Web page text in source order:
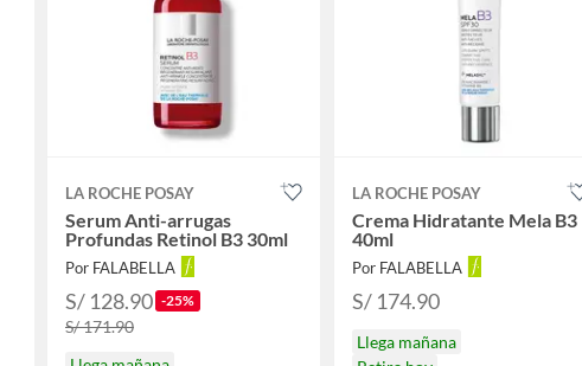
LA ROCHE POSAY
Serum Anti-arrugas
Profundas Retinol B3 30ml
Por FALABELLA
S/ 128.90 -25%
S/ 171.90
LA ROCHE POSAY
Crema Hidratante Mela B3
40ml
Por FALABELLA
S/ 174.90
Llega mañana